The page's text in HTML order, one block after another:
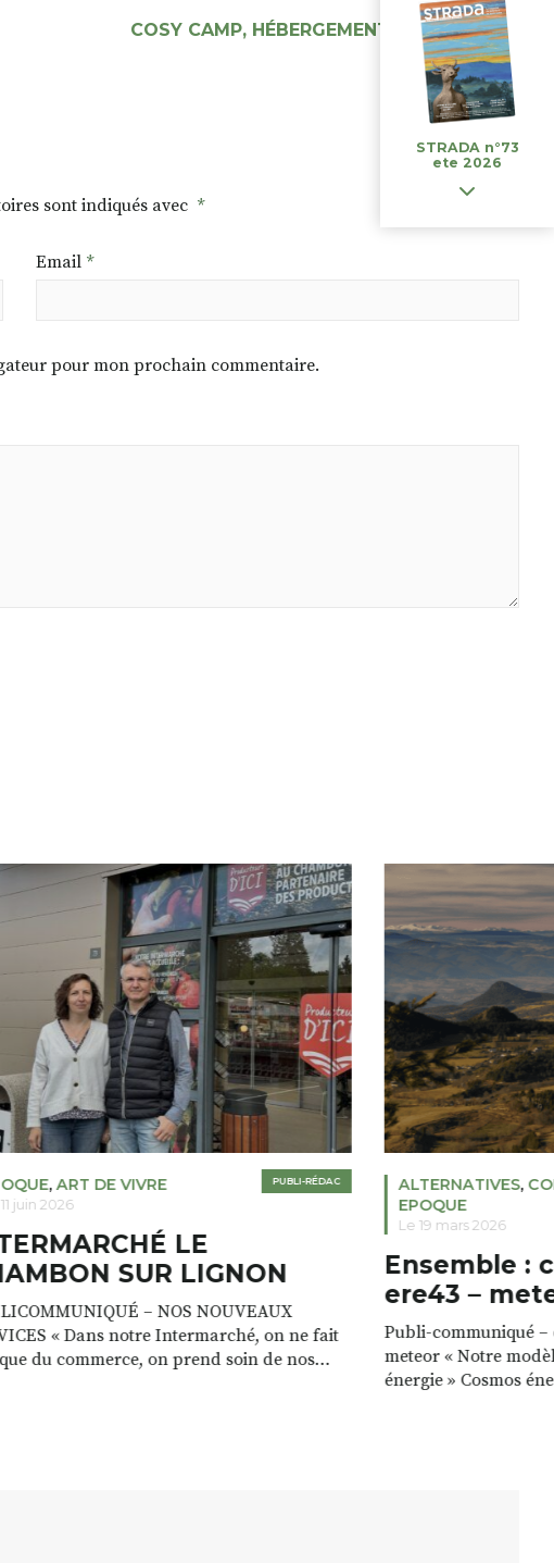
COSY CAMP, HÉBERGEMENTS INSOLITES –
CAMPING****
sont indiqués avec *
Email *
pour mon prochain commentaire.
PUBLI-RÉDAC
,ART DE VIVRE
juin 2026
LE
SUR LIGNON
– NOS NOUVEAUX
« Dans notre Intermarché, on ne fait
du commerce, on prend soin de nos
ALTERNATIVES,
EPOQUE
Le 19 mars 2026
Ensemble :
ere43 –
Publi-communiqué –
meteor « Notre
énergie » Cosmos
STRADA n°73
ete 2026